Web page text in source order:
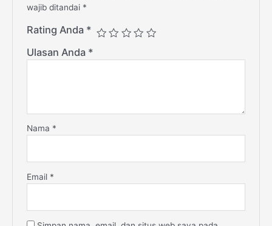
wajib ditandai *
Rating Anda *
Ulasan Anda *
Nama *
Email *